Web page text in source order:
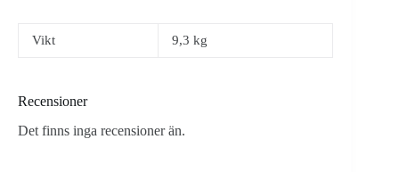
Vikt 9,3 kg
Recensioner
Det finns inga recensioner än.